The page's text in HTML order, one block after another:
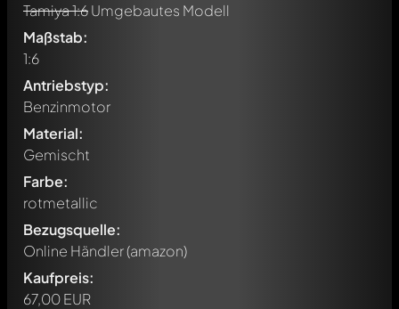
Tamiya 1:6Umgebautes Modell
Maßstab:
1:6
Antriebstyp:
Benzinmotor
Material:
Gemischt
Farbe:
rotmetallic
Bezugsquelle:
Online Händler (amazon)
Kaufpreis:
67,00 EUR